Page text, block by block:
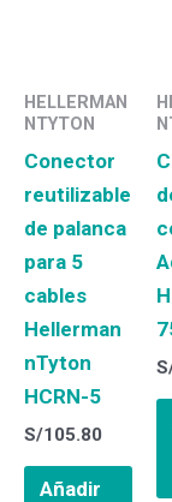
HELLERMAN
NTYTON
Conector
reutilizable
de palanca
para 5
cables
Hellerman
nTyton
HCRN-5
S/105.80
Añadir